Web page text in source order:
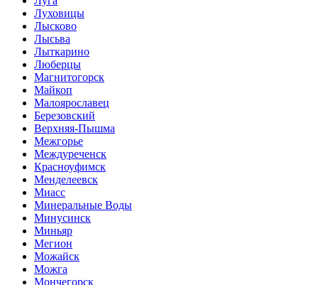
Луховицы
Лысково
Лысьва
Лыткарино
Люберцы
Магнитогорск
Майкоп
Малоярославец
Березовский
Верхняя-Пышма
Межгорье
Междуреченск
Красноуфимск
Менделеевск
Миасс
Минеральные Воды
Минусинск
Миньяр
Мегион
Можайск
Можга
Мончегорск